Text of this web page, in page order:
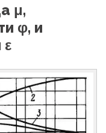
μ,
φ, и